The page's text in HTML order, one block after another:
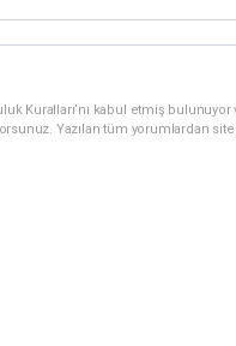
Kuralları’nı kabul etmiş
Yazılan tüm yorumlardan